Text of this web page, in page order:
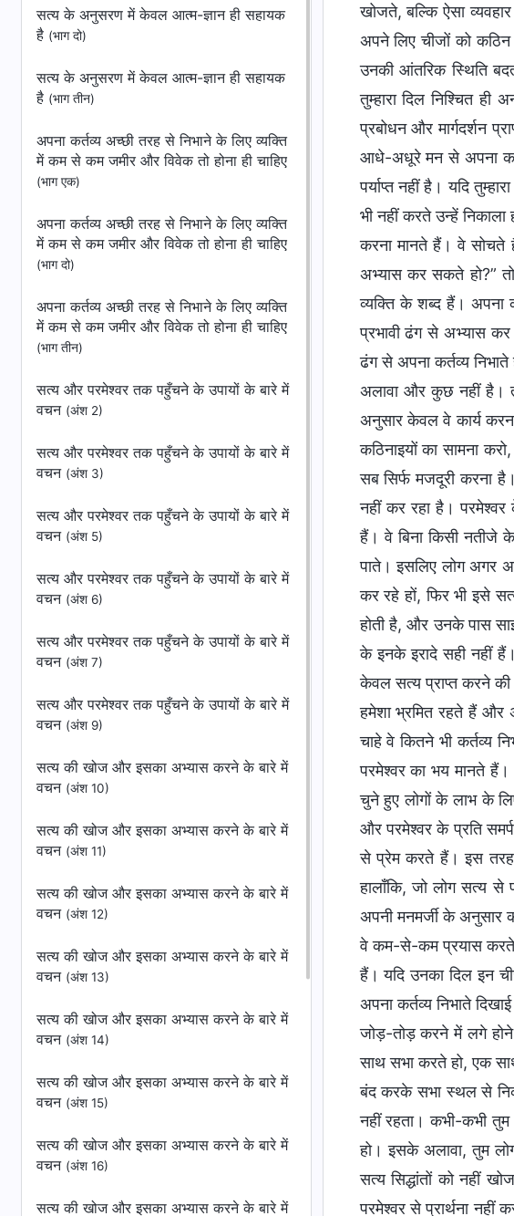
सत्य के अनुसरण में केवल आत्म-ज्ञान ही सहायक
है (भाग दो)
सत्य के अनुसरण में केवल आत्म-ज्ञान ही सहायक
है (भाग तीन)
अपना कर्तव्य अच्छी तरह से निभाने के लिए व्यक्ति
में कम से कम जमीर और विवेक तो होना ही चाहिए
(भाग एक)
अपना कर्तव्य अच्छी तरह से निभाने के लिए व्यक्ति
में कम से कम जमीर और विवेक तो होना ही चाहिए
(भाग दो)
अपना कर्तव्य अच्छी तरह से निभाने के लिए व्यक्ति
में कम से कम जमीर और विवेक तो होना ही चाहिए
(भाग तीन)
सत्य और परमेश्वर तक पहुँचने के उपायों के बारे में
वचन (अंश 2)
सत्य और परमेश्वर तक पहुँचने के उपायों के बारे में
वचन (अंश 3)
सत्य और परमेश्वर तक पहुँचने के उपायों के बारे में
वचन (अंश 5)
सत्य और परमेश्वर तक पहुँचने के उपायों के बारे में
वचन (अंश 6)
सत्य और परमेश्वर तक पहुँचने के उपायों के बारे में
वचन (अंश 7)
सत्य और परमेश्वर तक पहुँचने के उपायों के बारे में
वचन (अंश 9)
सत्य की खोज और इसका अभ्यास करने के बारे में
वचन (अंश 10)
सत्य की खोज और इसका अभ्यास करने के बारे में
वचन (अंश 11)
सत्य की खोज और इसका अभ्यास करने के बारे में
वचन (अंश 12)
सत्य की खोज और इसका अभ्यास करने के बारे में
वचन (अंश 13)
सत्य की खोज और इसका अभ्यास करने के बारे में
वचन (अंश 14)
सत्य की खोज और इसका अभ्यास करने के बारे में
वचन (अंश 15)
सत्य की खोज और इसका अभ्यास करने के बारे में
वचन (अंश 16)
सत्य की खोज और इसका अभ्यास करने के बारे में
खोजते, बल्कि ऐसा
अपने लिए चीजों को
उनकी आंतरिक स्थिति
तुम्हारा दिल निश्चित ही
प्रबोधन और मार्गदर्शन
आधे-अधूरे मन से अपना
पर्याप्त नहीं है। यदि
भी नहीं करते उन्हें
करना मानते हैं। वे सोचते
अभ्यास कर सकते हो?”
व्यक्ति के शब्द हैं। अपना
प्रभावी ढंग से अभ्यास
ढंग से अपना कर्तव्य
अलावा और कुछ नहीं है।
अनुसार केवल वे कार्य
कठिनाइयों का सामना
सब सिर्फ मजदूरी करना
नहीं कर रहा है।
हैं। वे बिना किसी नतीजे
पाते। इसलिए लोग अगर
कर रहे हों, फिर भी इसे
होती है, और उनके पास
के इनके इरादे सही नहीं
केवल सत्य प्राप्त करने की
हमेशा भ्रमित रहते हैं
चाहे वे कितने भी कर्तव्य
परमेश्वर का भय मानते
चुने हुए लोगों के लाभ के
और परमेश्वर के प्रति
से प्रेम करते हैं। इस तरह
हालाँकि, जो लोग सत्य से
अपनी मनमर्जी के अनुसार
वे कम-से-कम प्रयास करते
हैं। यदि उनका दिल इन
अपना कर्तव्य निभाते
जोड़-तोड़ करने में लगे
साथ सभा करते हो, एक
बंद करके सभा स्थल से
नहीं रहता। कभी-कभी
हो। इसके अलावा, तुम
सत्य सिद्धांतों को नहीं
परमेश्वर से प्रार्थना